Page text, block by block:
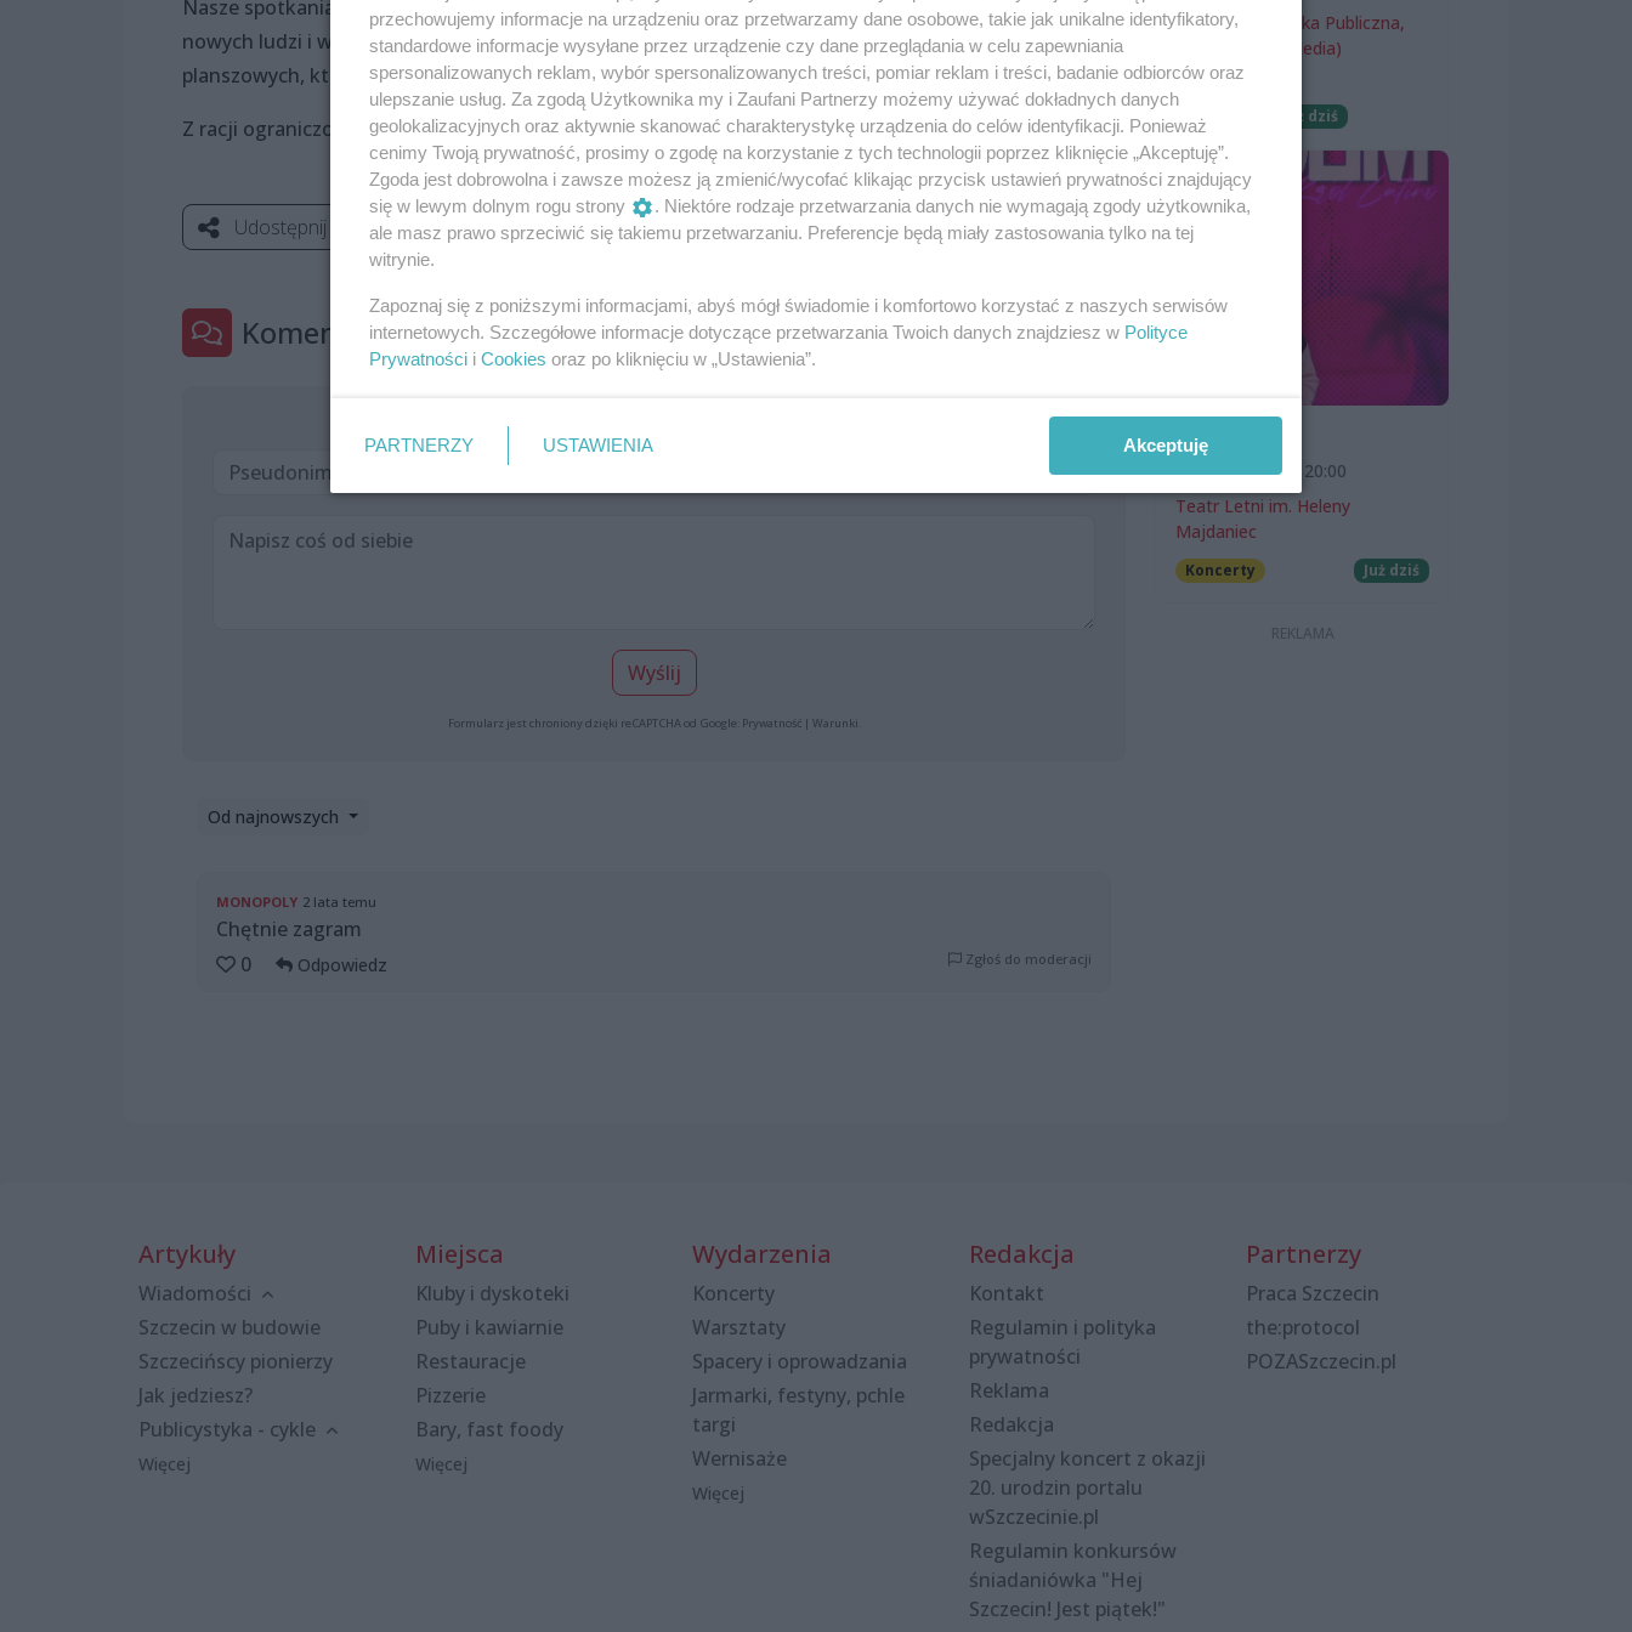
Nasze spotkania to doskonała okazja do spędzenia czasu w miłej i przyjaznej atmosferze, poznania
nowych ludzi i wspólnego przeżywania emocji związanych z grą. Na miejscu będą obecni pasjonaci gier
planszowych, którzy chętnie wytłumaczą zasady i pomogą w wyborze odpowiedniej gry.
Z racji ograniczonej liczby miejsc obowiązują zapisy pod numerem tel. 91 506 50 58 lub osobiście w filii.
Udostępnij
Komentarze 1
Wyślij
Formularz jest chroniony dzięki reCAPTCHA od Google: Prywatność| Warunki
Od najnowszych
MONOPOLY 2 lata temu
Chętnie zagram
0
Odpowiedz Zgłoś do moderacji
Miejska Biblioteka Publiczna,
filia nr 54 (ProMedia)
Darmowe
Już dziś
SKOLIM
7 sierpnia 2026, 20:00
Teatr Letni im. Heleny
Majdaniec
Koncerty Już dziś
Artykuły
Wiadomości
Szczecin w budowie
Szczecińscy pionierzy
Jak jedziesz?
Publicystyka - cykle
Więcej
Miejsca
Kluby i dyskoteki
Puby i kawiarnie
Restauracje
Pizzerie
Bary, fast foody
Więcej
Wydarzenia
Koncerty
Warsztaty
Spacery i oprowadzania
Jarmarki, festyny, pchle
targi
Wernisaże
Więcej
Redakcja
Kontakt
Regulamin i polityka
prywatności
Reklama
Redakcja
Specjalny koncert z okazji
20. urodzin portalu
wSzczecinie.pl
Regulamin konkursów
śniadaniówka "Hej
Szczecin! Jest piątek!"
Partnerzy
Praca Szczecin
the:protocol
POZASzczecin.pl
przechowujemy informacje na urządzeniu oraz przetwarzamy dane osobowe, takie jak unikalne identyfikatory,
standardowe informacje wysyłane przez urządzenie czy dane przeglądania w celu zapewniania
spersonalizowanych reklam, wybór spersonalizowanych treści, pomiar reklam i treści, badanie odbiorców oraz
ulepszanie usług. Za zgodą Użytkownika my i Zaufani Partnerzy możemy używać dokładnych danych
geolokalizacyjnych oraz aktywnie skanować charakterystykę urządzenia do celów identyfikacji. Ponieważ
cenimy Twoją prywatność, prosimy o zgodę na korzystanie z tych technologii poprzez kliknięcie „Akceptuję”.
Zgoda jest dobrowolna i zawsze możesz ją zmienić/wycofać klikając przycisk ustawień prywatności znajdujący
się w lewym dolnym rogu strony
. Niektóre rodzaje przetwarzania danych nie wymagają zgody użytkownika,
ale masz prawo sprzeciwić się takiemu przetwarzaniu. Preferencje będą miały zastosowania tylko na tej
witrynie.
Zapoznaj się z poniższymi informacjami, abyś mógł świadomie i komfortowo korzystać z naszych serwisów
internetowych. Szczegółowe informacje dotyczące przetwarzania Twoich danych znajdziesz w Polityce
Prywatności i Cookies oraz po kliknięciu w „Ustawienia”.
PARTNERZY USTAWIENIA Akceptuję